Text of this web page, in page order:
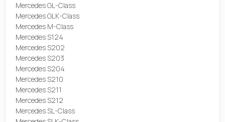
Mercedes GL-Class
Mercedes GLK-Class
Mercedes M-Class
Mercedes S124
Mercedes S202
Mercedes S203
Mercedes S204
Mercedes S210
Mercedes S211
Mercedes S212
Mercedes SL-Class